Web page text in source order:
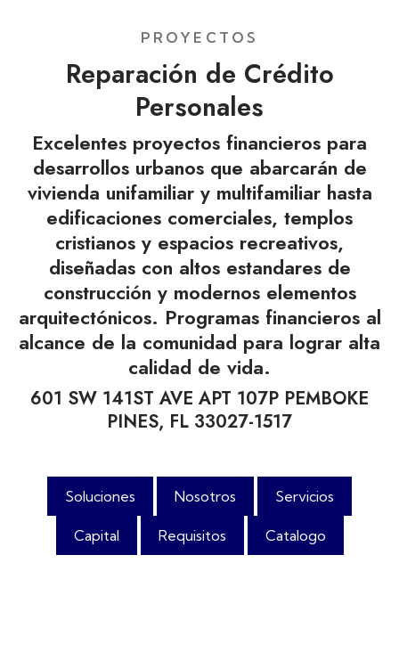
PROYECTOS
Reparación de Crédito
Personales
Excelentes proyectos financieros para
desarrollos urbanos que abarcarán de
vivienda unifamiliar y multifamiliar hasta
edificaciones comerciales, templos
cristianos y espacios recreativos,
diseñadas con altos estandares de
construcción y modernos elementos
arquitectónicos. Programas financieros al
alcance de la comunidad para lograr alta
calidad de vida.
601 SW 141ST AVE APT 107P PEMBOKE
PINES, FL 33027-1517
Soluciones Nosotros Servicios
Capital Requisitos Catalogo